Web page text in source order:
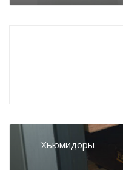
Хьюмидоры